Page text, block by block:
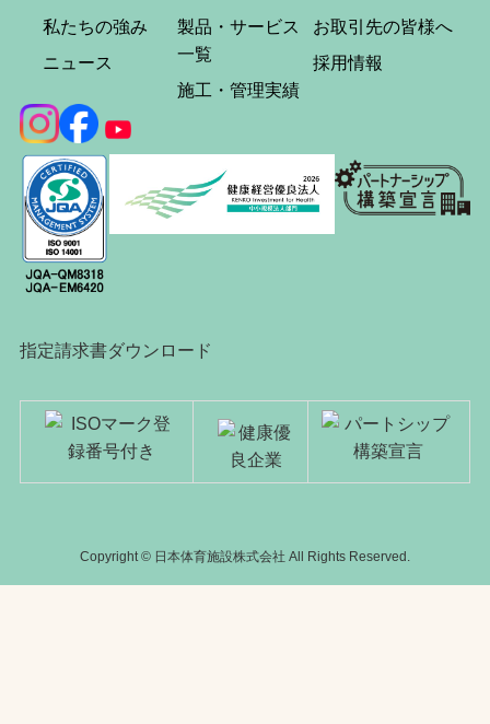
私たちの強み
ニュース
製品・サービス
一覧
施工・管理実績
お取引先の皆様へ
採用情報
指定請求書ダウンロード
Copyright © 日本体育施設株式会社 All Rights Reserved.